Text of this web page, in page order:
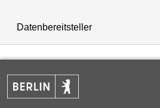
Datenbereitsteller